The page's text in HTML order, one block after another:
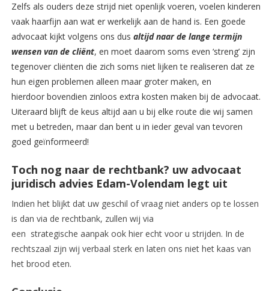
Zelfs als ouders deze strijd niet openlijk voeren, voelen kinderen
vaak haarfijn aan wat er werkelijk aan de hand is. Een goede
advocaat kijkt volgens ons dus altijd naar de lange termijn
wensen van de cliënt, en moet daarom soms even ‘streng’ zijn
tegenover cliënten die zich soms niet lijken te realiseren dat ze
hun eigen problemen alleen maar groter maken, en
hierdoor bovendien zinloos extra kosten maken bij de advocaat.
Uiteraard blijft de keus altijd aan u bij elke route die wij samen
met u betreden, maar dan bent u in ieder geval van tevoren
goed geïnformeerd!
Toch nog naar de rechtbank? uw advocaat
juridisch advies Edam-Volendam legt uit
Indien het blijkt dat uw geschil of vraag niet anders op te lossen
is dan via de rechtbank, zullen wij via
een strategische aanpak ook hier echt voor u strijden. In de
rechtszaal zijn wij verbaal sterk en laten ons niet het kaas van
het brood eten.